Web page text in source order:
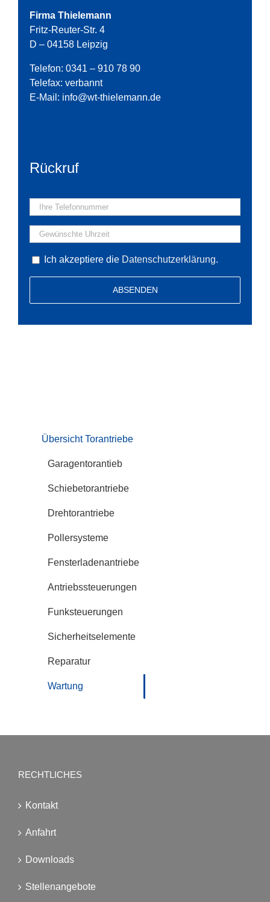
Übersicht Torantriebe
Garagentorantieb
Schiebetorantriebe
Drehtorantriebe
Pollersysteme
Fensterladenantriebe
Antriebssteuerungen
Funksteuerungen
Sicherheitselemente
Reparatur
Wartung
Firma Thielemann
Fritz-Reuter-Str. 4
D – 04158 Leipzig
Telefon: 0341 – 910 78 90
Telefax: verbannt
E-Mail: info@wt-thielemann.de
Rückruf
Ich akzeptiere die Datenschutzerklärung.
RECHTLICHES
Kontakt
Anfahrt
Downloads
Stellenangebote